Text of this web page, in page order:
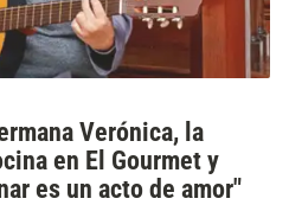
Verónica, la
en El Gourmet y
es un acto de amor"